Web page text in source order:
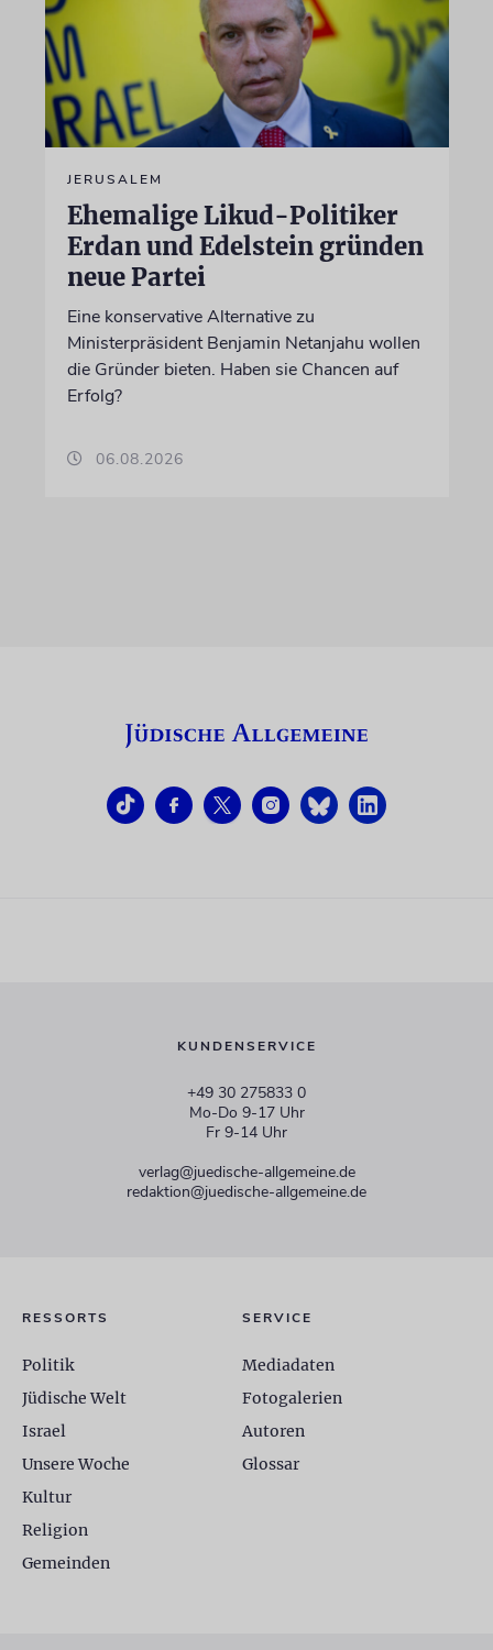
JERUSALEM
Ehemalige Likud-Politiker
Erdan und Edelstein gründen
neue Partei
Eine konservative Alternative zu
Ministerpräsident Benjamin Netanjahu wollen
die Gründer bieten. Haben sie Chancen auf
Erfolg?
06.08.2026
KUNDENSERVICE
+49 30 275833 0
Mo-Do 9-17 Uhr
Fr 9-14 Uhr
verlag@juedische-allgemeine.de
redaktion@juedische-allgemeine.de
RESSORTS
Politik
Jüdische Welt
Israel
Unsere Woche
Kultur
Religion
Gemeinden
SERVICE
Mediadaten
Fotogalerien
Autoren
Glossar